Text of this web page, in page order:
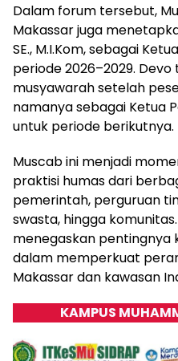
Dalam forum tersebut,
Makassar juga
SE., M.I.Kom, sebagai
periode 2026–2029.
musyawarah setelah
namanya sebagai Ketua
untuk periode berikutnya.
Muscab ini menjadi
praktisi humas dari
pemerintah, perguruan
swasta, hingga
menegaskan pentingnya
dalam memperkuat
Makassar dan kawasan
KAMPUS